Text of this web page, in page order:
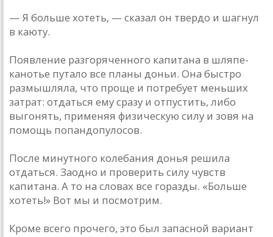
— Я больше хотеть, — сказал он твердо и шагнул
в каюту.
Появление разгоряченного капитана в шляпе-
канотье путало все планы доньи. Она быстро
размышляла, что проще и потребует меньших
затрат: отдаться ему сразу и отпустить, либо
выгонять, применяя физическую силу и зовя на
помощь попандопулосов.
После минутного колебания донья решила
отдаться. Заодно и проверить силу чувств
капитана. А то на словах все горазды. «Больше
хотеть!» Вот мы и посмотрим.
Кроме всего прочего, это был запасной вариант